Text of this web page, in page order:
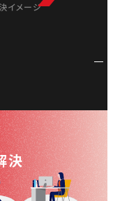
イメージ
決